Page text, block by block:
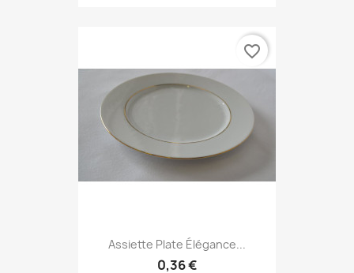
Assiette Plate Élégance...
0,36 €
favorite_border